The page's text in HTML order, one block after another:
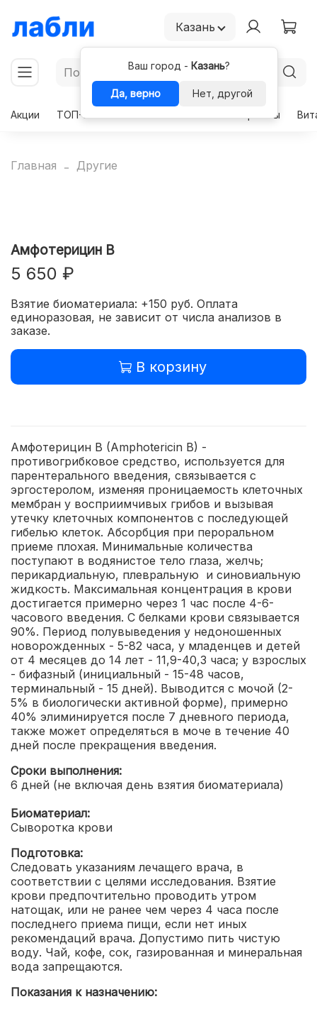
Казань
Ваш город - Казань?
Да, верно
Нет, другой
Акции
ТОП-50 Гормоны
Главная Другие
Амфотерицин B
5 650 ₽
Взятие биоматериала: +150 руб. Оплата
единоразовая, не зависит от числа анализов в
заказе.
В корзину
Амфотерицин B (Amphotericin B) -
противогрибковое средство, используется для
парентерального введения, связывается с
эргостеролом, изменяя проницаемость клеточных
мембран у восприимчивых грибов и вызывая
утечку клеточных компонентов с последующей
гибелью клеток. Абсорбция при пероральном
приеме плохая. Минимальные количества
поступают в водянистое тело глаза, желчь;
перикардиальную, плевральную и синовиальную
жидкость. Максимальная концентрация в крови
достигается примерно через 1 час после 4-6-
часового введения. С белками крови связывается
90%. Период полувыведения у недоношенных
новорожденных - 5-82 часа, у младенцев и детей
от 4 месяцев до 14 лет - 11,9-40,3 часа; у взрослых
- бифазный (инициальный - 15-48 часов,
терминальный - 15 дней). Выводится с мочой (2-
5% в биологически активной форме), примерно
40% элиминируется после 7 дневного периода,
также может определяться в моче в течение 40
дней после прекращения введения.
Сроки выполнения:
6 дней (не включая день взятия биоматериала)
Биоматериал:
Сыворотка крови
Подготовка:
Следовать указаниям лечащего врача, в
соответствии с целями исследования. Взятие
крови предпочтительно проводить утром
натощак, или не ранее чем через 4 часа после
последнего приема пищи, если нет иных
рекомендаций врача. Допустимо пить чистую
воду. Чай, кофе, сок, газированная и минеральная
вода запрещаются.
Показания к назначению: